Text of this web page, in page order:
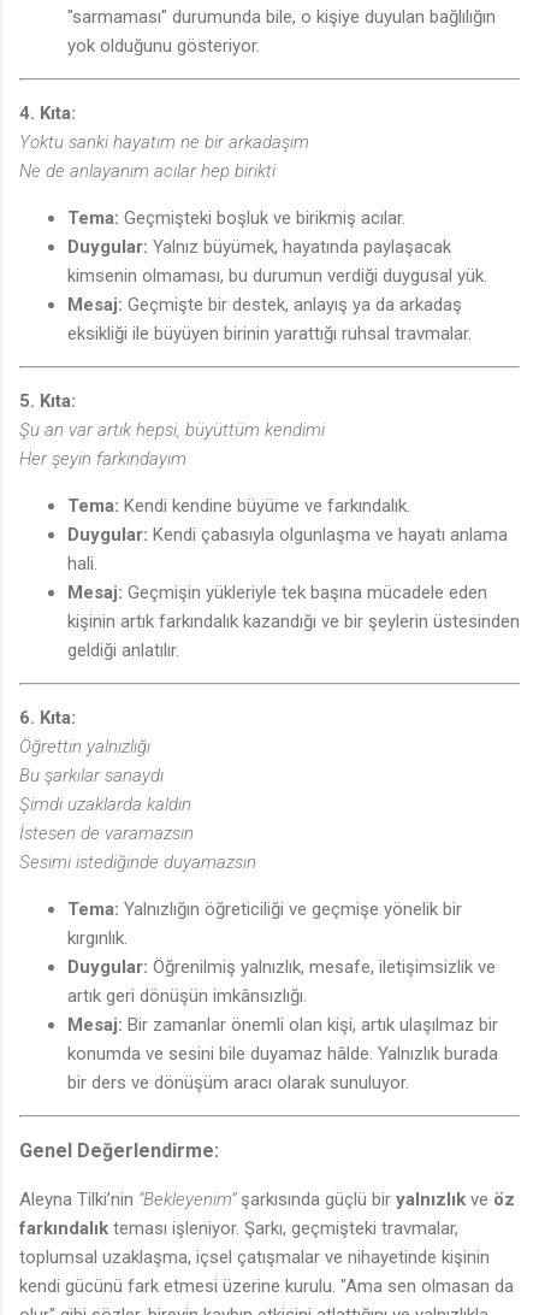
"sarmaması" durumunda bile, o kişiye duyulan bağlılığın
yok olduğunu gösteriyor.
4. Kıta:
Yoktu sanki hayatım ne bir arkadaşım
Ne de anlayanım acılar hep birikti
Tema: Geçmişteki boşluk ve birikmiş acılar.
Duygular: Yalnız büyümek, hayatında paylaşacak
kimsenin olmaması, bu durumun verdiği duygusal yük.
Mesaj: Geçmişte bir destek, anlayış ya da arkadaş
eksikliği ile büyüyen birinin yarattığı ruhsal travmalar.
5. Kıta:
Şu an var artık hepsi, büyüttüm kendimi
Her şeyin farkındayım
Tema: Kendi kendine büyüme ve farkındalık.
Duygular: Kendi çabasıyla olgunlaşma ve hayatı anlama
hali.
Mesaj: Geçmişin yükleriyle tek başına mücadele eden
kişinin artık farkındalık kazandığı ve bir şeylerin üstesinden
geldiği anlatılır.
6. Kıta:
Öğrettin yalnızlığı
Bu şarkılar sanaydı
Şimdi uzaklarda kaldın
İstesen de varamazsın
Sesimi istediğinde duyamazsın
Tema: Yalnızlığın öğreticiliği ve geçmişe yönelik bir
kırgınlık.
Duygular: Öğrenilmiş yalnızlık, mesafe, iletişimsizlik ve
artık geri dönüşün imkânsızlığı.
Mesaj: Bir zamanlar önemli olan kişi, artık ulaşılmaz bir
konumda ve sesini bile duyamaz hâlde. Yalnızlık burada
bir ders ve dönüşüm aracı olarak sunuluyor.
Genel Değerlendirme:
Aleyna Tilki’nin “Bekleyenim”şarkısında güçlü bir yalnızlık ve öz
farkındalık teması işleniyor. Şarkı, geçmişteki travmalar,
toplumsal uzaklaşma, içsel çatışmalar ve nihayetinde kişinin
kendi gücünü fark etmesi üzerine kurulu. "Ama sen olmasan da
🎵